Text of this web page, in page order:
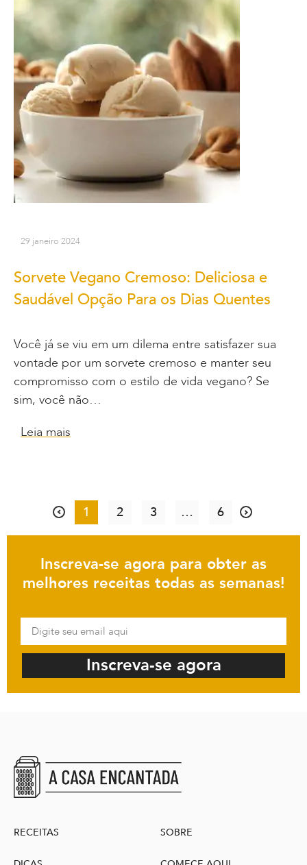
29 janeiro 2024
Sorvete Vegano Cremoso: Deliciosa e
Saudável Opção Para os Dias Quentes
Você já se viu em um dilema entre satisfazer sua
vontade por um sorvete cremoso e manter seu
compromisso com o estilo de vida vegano? Se
sim, você não…
Leia mais
1 2 3 … 6
Inscreva-se agora para obter as
melhores receitas todas as semanas!
Inscreva-se agora
RECEITAS SOBRE